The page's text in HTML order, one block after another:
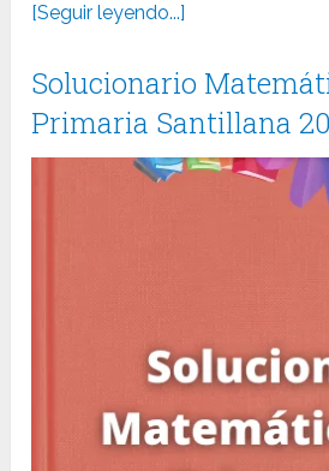
[Seguir leyendo...]
Solucionario
Primaria Santillana